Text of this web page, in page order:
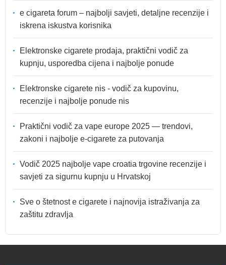
e cigareta forum – najbolji savjeti, detaljne recenzije i
iskrena iskustva korisnika
Elektronske cigarete prodaja, praktični vodič za
kupnju, usporedba cijena i najbolje ponude
Elektronske cigarete nis - vodič za kupovinu,
recenzije i najbolje ponude nis
Praktični vodič za vape europe 2025 — trendovi,
zakoni i najbolje e-cigarete za putovanja
Vodič 2025 najbolje vape croatia trgovine recenzije i
savjeti za sigurnu kupnju u Hrvatskoj
Sve o štetnost e cigarete i najnovija istraživanja za
zaštitu zdravlja